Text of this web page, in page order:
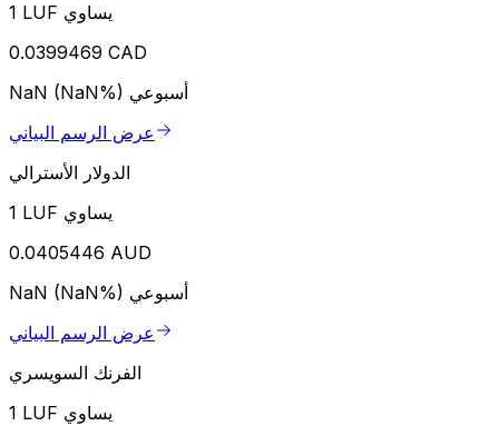
1 LUF يساوي
0.0399469 CAD
NaN (NaN%) أسبوعي
عرض الرسم البياني
الدولار الأسترالي
1 LUF يساوي
0.0405446 AUD
NaN (NaN%) أسبوعي
عرض الرسم البياني
الفرنك السويسري
1 LUF يساوي